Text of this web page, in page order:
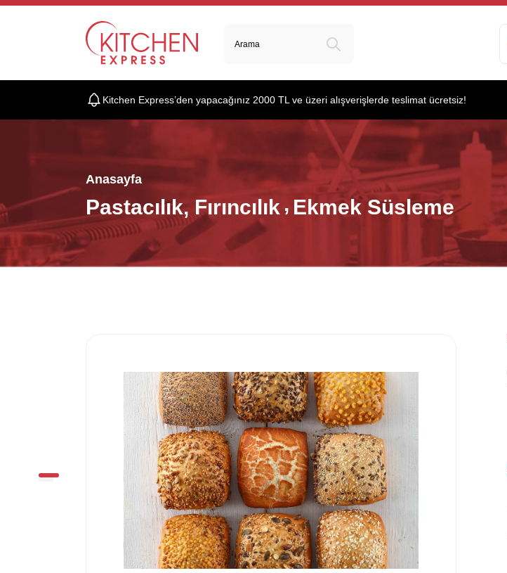
Kitchen Express’den yapacağınız 2000 TL ve üzeri alışverişlerde teslimat ücretsiz!
Anasayfa
Pastacılık, Fırıncılık Ekmek Süsleme